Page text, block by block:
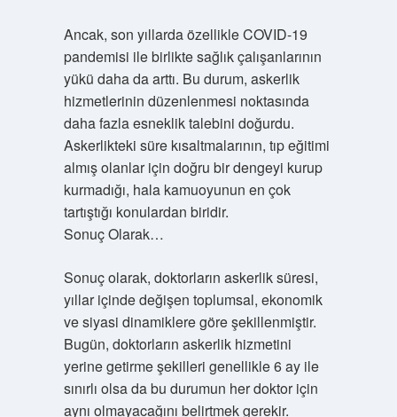
Ancak, son yıllarda özellikle COVID-19
pandemisi ile birlikte sağlık çalışanlarının
yükü daha da arttı. Bu durum, askerlik
hizmetlerinin düzenlenmesi noktasında
daha fazla esneklik talebini doğurdu.
Askerlikteki süre kısaltmalarının, tıp eğitimi
almış olanlar için doğru bir dengeyi kurup
kurmadığı, hala kamuoyunun en çok
tartıştığı konulardan biridir.
Sonuç Olarak…
Sonuç olarak, doktorların askerlik süresi,
yıllar içinde değişen toplumsal, ekonomik
ve siyasi dinamiklere göre şekillenmiştir.
Bugün, doktorların askerlik hizmetini
yerine getirme şekilleri genellikle 6 ay ile
sınırlı olsa da bu durumun her doktor için
aynı olmayacağını belirtmek gerekir.